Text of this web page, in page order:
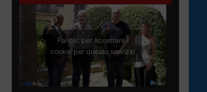
Fai clic per accettare i
cookie per questo servizio